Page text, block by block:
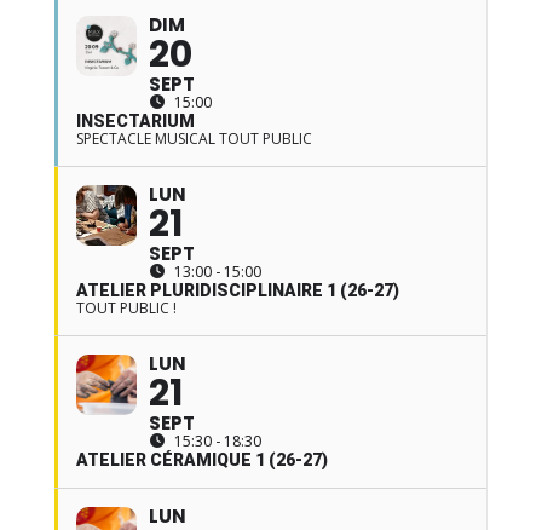
DIM
20
SEPT
15:00
INSECTARIUM
SPECTACLE MUSICAL TOUT PUBLIC
LUN
21
SEPT
13:00 - 15:00
ATELIER PLURIDISCIPLINAIRE 1 (26-27)
TOUT PUBLIC !
LUN
21
SEPT
15:30 - 18:30
ATELIER CÉRAMIQUE 1 (26-27)
LUN